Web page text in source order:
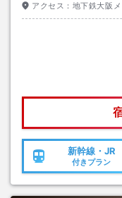
アクセス： 地下鉄大阪
新幹線・JR
付きプラン